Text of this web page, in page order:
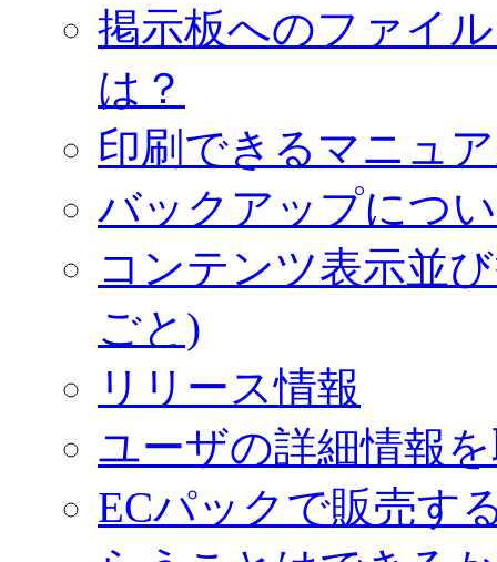
掲示板へのファイ
は？
印刷できるマニュ
バックアップにつ
コンテンツ表示並
ごと)
リリース情報
ユーザの詳細情報
ECパックで販売す